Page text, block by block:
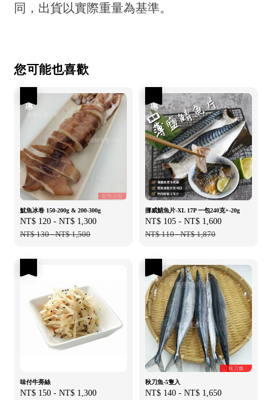
同，出貨以實際重量為基準。
您可能也喜歡
魷魚冰卷 150-200g & 200-300g
Sale
price
NT$ 120 - NT$ 1,300
NT$ 130-NT$ 1,500
挪威鯖魚片-XL 17P 一包240克+-20g
Sale
price
NT$ 105 - NT$ 1,600
NT$ 110-NT$ 1,870
味付牛蒡絲
Sale
NT$ 150 - NT$ 1,300
秋刀魚-5隻入
Sale
NT$ 140 - NT$ 1,650